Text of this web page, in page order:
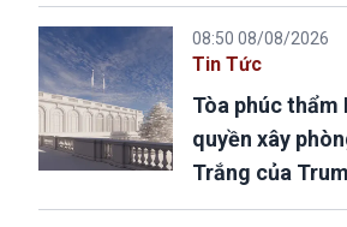
08:50 08/08/2026
Tin Tức
Tòa phúc thẩm
quyền xây
Trắng của